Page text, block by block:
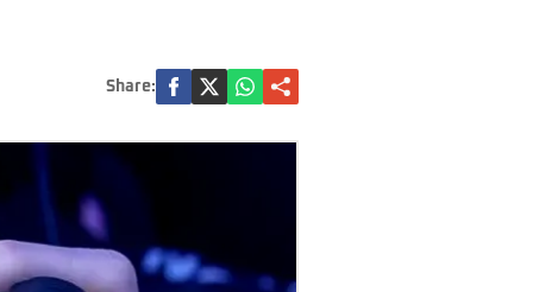
Share: